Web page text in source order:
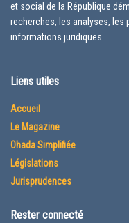
et social de la République
recherches, les analyses,
informations juridiques.
Liens utiles
Accueil
Le Magazine
Ohada Simplifiée
Législations
Jurisprudences
Rester connecté